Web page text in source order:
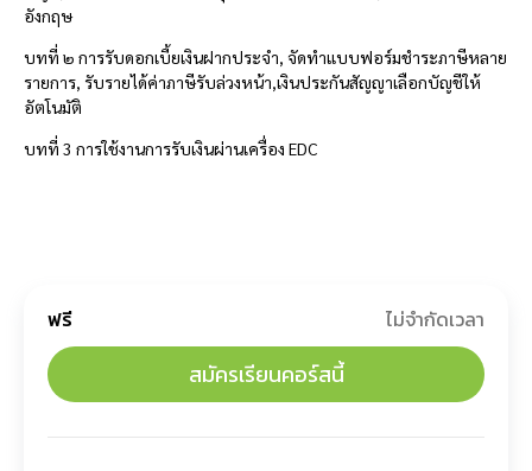
อังกฤษ
บทที่ ๒ การรับดอกเบี้ยเงินฝากประจำ, จัดทำแบบฟอร์มชำระภาษีหลาย
รายการ, รับรายได้ค่าภาษีรับล่วงหน้า,เงินประกันสัญญาเลือกบัญชีให้
อัตโนมัติ
บทที่ 3 การใช้งานการรับเงินผ่านเครื่อง EDC
ฟรี ไม่จำกัดเวลา
สมัครเรียนคอร์สนี้